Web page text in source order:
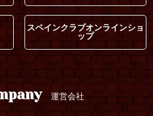
スペインクラブオンラインショ
ップ
運営会社